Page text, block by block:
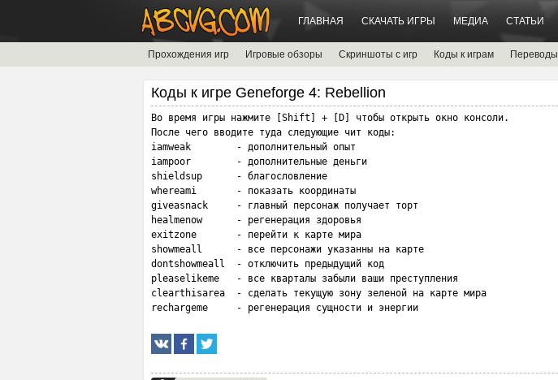
ГЛАВНАЯ СКАЧАТЬ ИГРЫ МЕДИА СТАТЬИ
Прохождения игр Игровые обзоры Скриншоты с игр Коды к играм Переводы
Коды к игре Geneforge 4: Rebellion
Во время игры нажмите [Shift] + [D] чтобы открыть окно консоли.
После чего вводите туда следующие чит коды:
iamweak        - дополнительный опыт
iampoor        - дополнительные деньги
shieldsup      - благословление
whereami       - показать координаты
giveasnack     - главный персонаж получает торт
healmenow      - регенерация здоровья
exitzone       - перейти к карте мира
showmeall      - все персонажи указанны на карте
dontshowmeall  - отключить предыдущий код
pleaselikeme   - все кварталы забыли ваши преступления
clearthisarea  - сделать текущую зону зеленой на карте мира
rechargeme     - регенерация сущности и энергии